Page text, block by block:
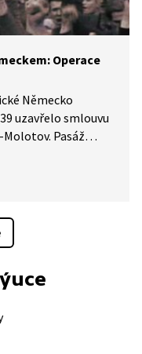
Operace
Německo
uzavřelo smlouvu
Pasáž
je popsáno, které
cílem obsazení.